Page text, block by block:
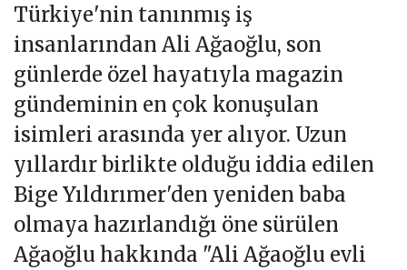
Türkiye'nin tanınmış iş
insanlarından Ali Ağaoğlu, son
günlerde özel hayatıyla magazin
gündeminin en çok konuşulan
isimleri arasında yer alıyor. Uzun
yıllardır birlikte olduğu iddia edilen
Bige Yıldırımer'den yeniden baba
olmaya hazırlandığı öne sürülen
Ağaoğlu hakkında "Ali Ağaoğlu evli